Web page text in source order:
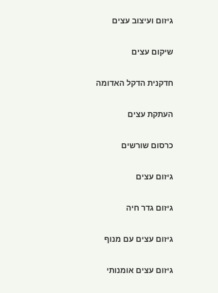
גיזום ועיצוב עצים
שיקום עצים
חדקנית הדקל האדומה
העתקת עצים
כרסום שורשים
גיזום עצים
גיזום גדר חיה
גיזום עצים עם מנוף
גיזום עצים אומנותי